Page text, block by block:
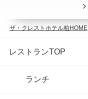
ザ・クレストホテル柏HOME
レストランTOP
ランチ